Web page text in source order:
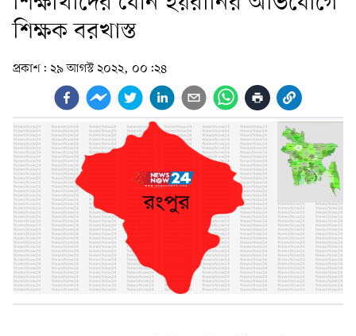
শিক্ষক বরখাস্ত
প্রকাশ: ২৯ আগস্ট ২০২২, ০০:২৪